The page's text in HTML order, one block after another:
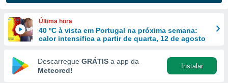
das
e
forma
digital
Última hora
40 ºC à vista em Portugal na próxima semana:
calor intensifica a partir de quarta, 12 de agosto
Descarregue GRÁTIS a app da
Meteored!
Instalar